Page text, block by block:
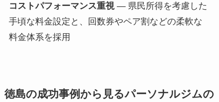
コストパフォーマンス重視— 県民所得を考慮した
手頃な料金設定と、回数券やペア割などの柔軟な
料金体系を採用
徳島の成功事例から見るパーソナルジムの